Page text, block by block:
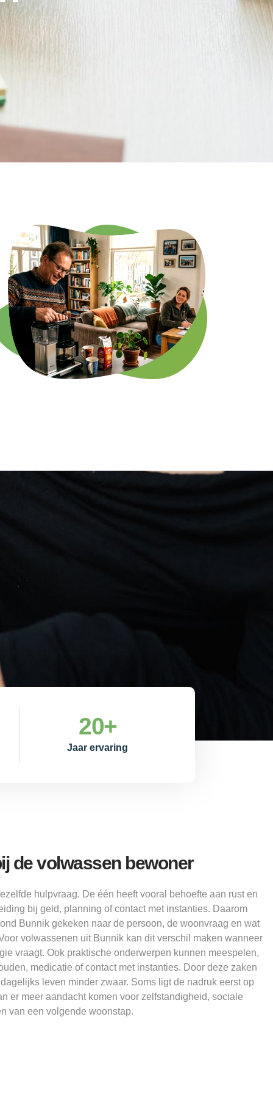
Jaar ervaring
20+
de volwassen bewoner
hulpvraag. De één heeft vooral behoefte aan rust en
bij geld, planning of contact met instanties. Daarom
Bunnik gekeken naar de persoon, de woonvraag en wat
volwassenen uit Bunnik kan dit verschil maken wanneer
vraagt. Ook praktische onderwerpen kunnen meespelen,
medicatie of contact met instanties. Door deze zaken
leven minder zwaar. Soms ligt de nadruk eerst op
er meer aandacht komen voor zelfstandigheid, sociale
van een volgende woonstap.